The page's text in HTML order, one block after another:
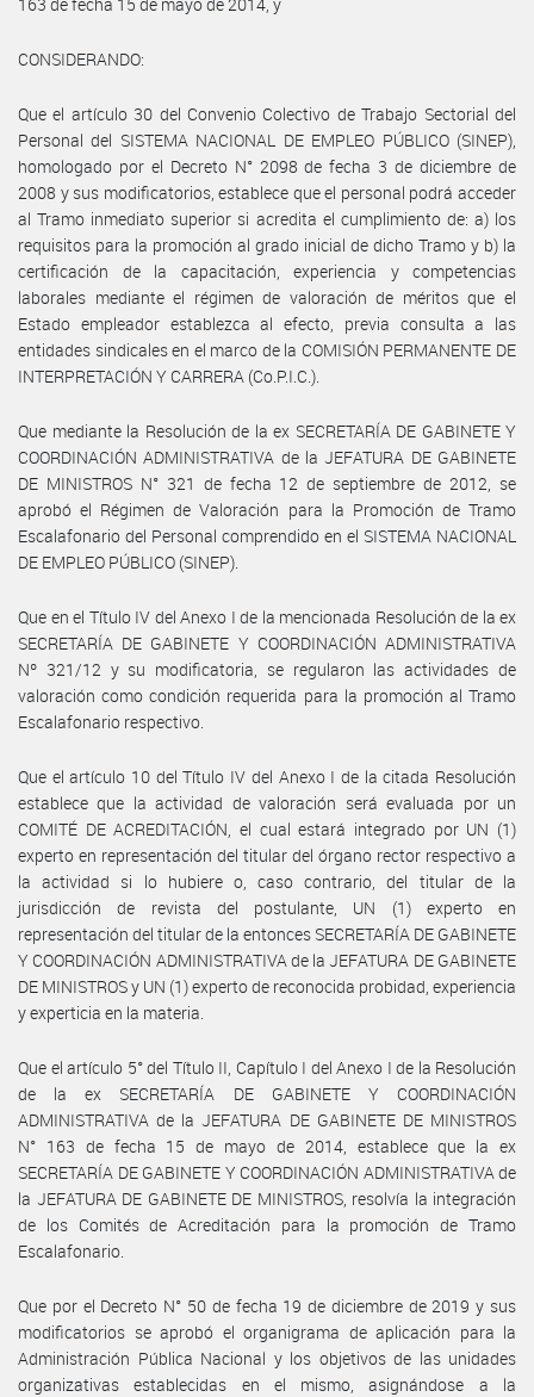
CONSIDERANDO:
Que el artículo 30 del Convenio Colectivo de Trabajo Sectorial del
Personal del SISTEMA NACIONAL DE EMPLEO PÚBLICO (SINEP),
homologado por el Decreto N° 2098 de fecha 3 de diciembre de
2008 y sus modificatorios, establece que el personal podrá acceder
al Tramo inmediato superior si acredita el cumplimiento de: a) los
requisitos para la promoción al grado inicial de dicho Tramo y b) la
certificación de la capacitación, experiencia y competencias
laborales mediante el régimen de valoración de méritos que el
Estado empleador establezca al efecto, previa consulta a las
entidades sindicales en el marco de la COMISIÓN PERMANENTE DE
INTERPRETACIÓN Y CARRERA (Co.P.I.C.).
Que mediante la Resolución de la ex SECRETARÍA DE GABINETE Y
COORDINACIÓN ADMINISTRATIVA de la JEFATURA DE GABINETE
DE MINISTROS N° 321 de fecha 12 de septiembre de 2012, se
aprobó el Régimen de Valoración para la Promoción de Tramo
Escalafonario del Personal comprendido en el SISTEMA NACIONAL
DE EMPLEO PÚBLICO (SINEP).
Que en el Título IV del Anexo I de la mencionada Resolución de la ex
SECRETARÍA DE GABINETE Y COORDINACIÓN ADMINISTRATIVA
Nº 321/12 y su modificatoria, se regularon las actividades de
valoración como condición requerida para la promoción al Tramo
Escalafonario respectivo.
Que el artículo 10 del Título IV del Anexo I de la citada Resolución
establece que la actividad de valoración será evaluada por un
COMITÉ DE ACREDITACIÓN, el cual estará integrado por UN (1)
experto en representación del titular del órgano rector respectivo a
la actividad si lo hubiere o, caso contrario, del titular de la
jurisdicción de revista del postulante, UN (1) experto en
representación del titular de la entonces SECRETARÍA DE GABINETE
Y COORDINACIÓN ADMINISTRATIVA de la JEFATURA DE GABINETE
DE MINISTROS y UN (1) experto de reconocida probidad, experiencia
y experticia en la materia.
Que el artículo 5° del Título II, Capítulo I del Anexo I de la Resolución
de la ex SECRETARÍA DE GABINETE Y COORDINACIÓN
ADMINISTRATIVA de la JEFATURA DE GABINETE DE MINISTROS
N° 163 de fecha 15 de mayo de 2014, establece que la ex
SECRETARÍA DE GABINETE Y COORDINACIÓN ADMINISTRATIVA de
la JEFATURA DE GABINETE DE MINISTROS, resolvía la integración
de los Comités de Acreditación para la promoción de Tramo
Escalafonario.
Que por el Decreto N° 50 de fecha 19 de diciembre de 2019 y sus
modificatorios se aprobó el organigrama de aplicación para la
Administración Pública Nacional y los objetivos de las unidades
organizativas establecidas en el mismo, asignándose a la